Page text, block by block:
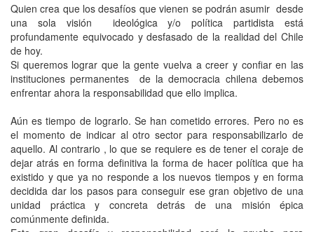
Quien crea que los desafíos que vienen se podrán asumir desde
una sola visión ideológica y/o política partidista está
profundamente equivocado y desfasado de la realidad del Chile
de hoy.
Si queremos lograr que la gente vuelva a creer y confiar en las
instituciones permanentes de la democracia chilena debemos
enfrentar ahora la responsabilidad que ello implica.
Aún es tiempo de lograrlo. Se han cometido errores. Pero no es
el momento de indicar al otro sector para responsabilizarlo de
aquello. Al contrario , lo que se requiere es de tener el coraje de
dejar atrás en forma definitiva la forma de hacer política que ha
existido y que ya no responde a los nuevos tiempos y en forma
decidida dar los pasos para conseguir ese gran objetivo de una
unidad práctica y concreta detrás de una misión épica
comúnmente definida.